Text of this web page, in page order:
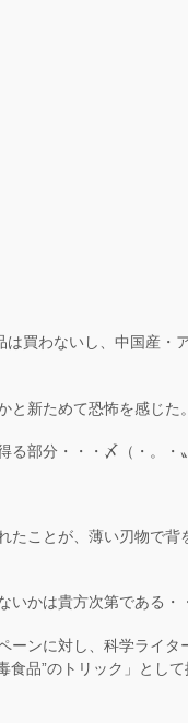
買わないし、中国産・
新ためて恐怖を感じた。
る部分・・・〆（・。・
ことが、薄い刃物で背
いかは貴方次第である・
ーンに対し、科学ライタ
品”のトリック」として